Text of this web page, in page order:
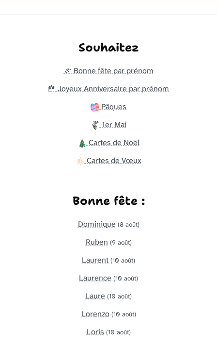
Souhaitez
🎉 Bonne fête par prénom
🎂 Joyeux Anniversaire par prénom
Pâques
1er Mai
Cartes de Noël
Cartes de Vœux
Bonne fête :
Dominique (8 août)
Ruben (9 août)
Laurent (10 août)
Laurence (10 août)
Laure (10 août)
Lorenzo (10 août)
Loris (10 août)